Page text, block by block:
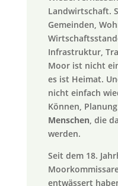
Landwirtschaft.
Gemeinden,
Infrastruktur,
Moor ist nicht
es ist Heimat.
nicht einfach
Können,
Menschen, die
werden.
Seit dem 18.
entwässert